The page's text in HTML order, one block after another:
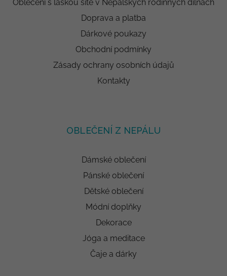
Oblečení s láskou šité v Nepálských rodinných dílnách
Doprava a platba
Dárkové poukazy
Obchodní podmínky
Zásady ochrany osobních údajů
Kontakty
OBLEČENÍ Z NEPÁLU
Dámské oblečení
Pánské oblečení
Dětské oblečení
Módní doplňky
Dekorace
Jóga a meditace
Čaje a dárky